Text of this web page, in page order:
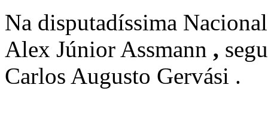
Na disputadíssima
Alex Júnior Assmann ,
Carlos Augusto Gervási .